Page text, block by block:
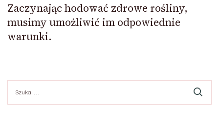
Zaczynając hodować zdrowe rośliny,
musimy umożliwić im odpowiednie
warunki.